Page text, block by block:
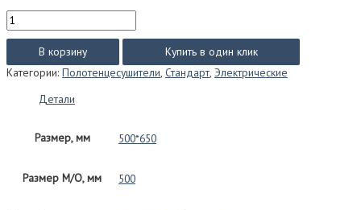
Количество
товара
Евромикс
Квадро
Стандарт
(электро)
размер
В корзину
Купить в один клик
Категории: Полотенцесушители, Стандарт, Электрические
Детали
Размер, мм 500*650
Размер М/О, мм 500